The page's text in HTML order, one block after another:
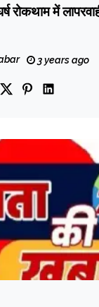
रोकथाम में
3 years ago